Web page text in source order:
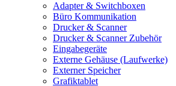
Adapter & Switchboxen
Büro Kommunikation
Drucker & Scanner
Drucker & Scanner Zubehör
Eingabegeräte
Externe Gehäuse (Laufwerke)
Externer Speicher
Grafiktablet